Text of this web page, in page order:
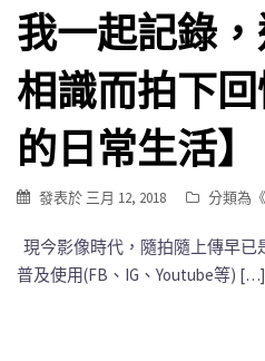
我一起記錄
相識而拍下
的日常生活】
發表於 三月 12, 2018 分類為《
現今影像時代，隨拍隨上傳早已
普及使用(FB、IG、Youtube等) […]